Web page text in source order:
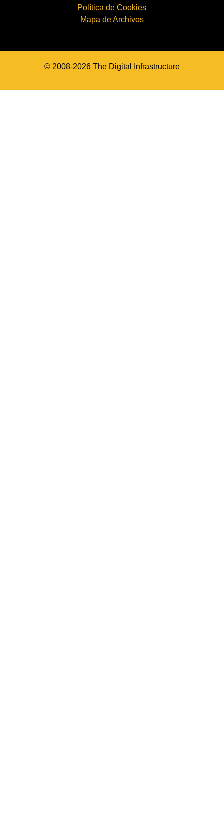
Política de Cookies
Mapa de Archivos
© 2008-2026 The Digital Infrastructure